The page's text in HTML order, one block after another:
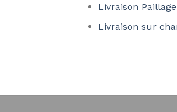
Livraison
Livraison sur